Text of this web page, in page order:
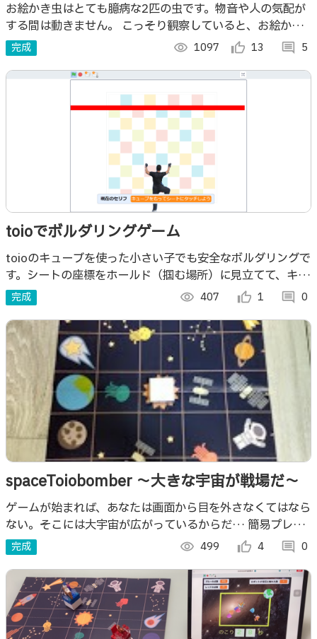
お絵かき虫はとても臆病な2匹の虫です。物音や人の気配が
する間は動きません。 こっそり観察していると、お絵かき
虫が紙の上でお尻を光らせながら動くことで、お絵かきをは
じめます。
完成 visibility 1097 thumb_up_alt 13 comment 5
toioでボルダリングゲーム
toioのキューブを使った小さい子でも安全なボルダリングで
す。シートの座標をホールド（掴む場所）に見立てて、キュ
ーブをシートにタッチし、正しいホールド（位置）であれば
登っていくことができます。
完成 visibility 407 thumb_up_alt 1 comment 0
spaceToiobomber ～大きな宇宙が戦場だ～
ゲームが始まれば、あなたは画面から目を外さなくてはなら
ない。そこには大宇宙が広がっているからだ… 簡易プレイ
マットの宇宙を舞台に繰り広げられる、Toioとあなたの一
騎打ち！
完成 visibility 499 thumb_up_alt 4 comment 0